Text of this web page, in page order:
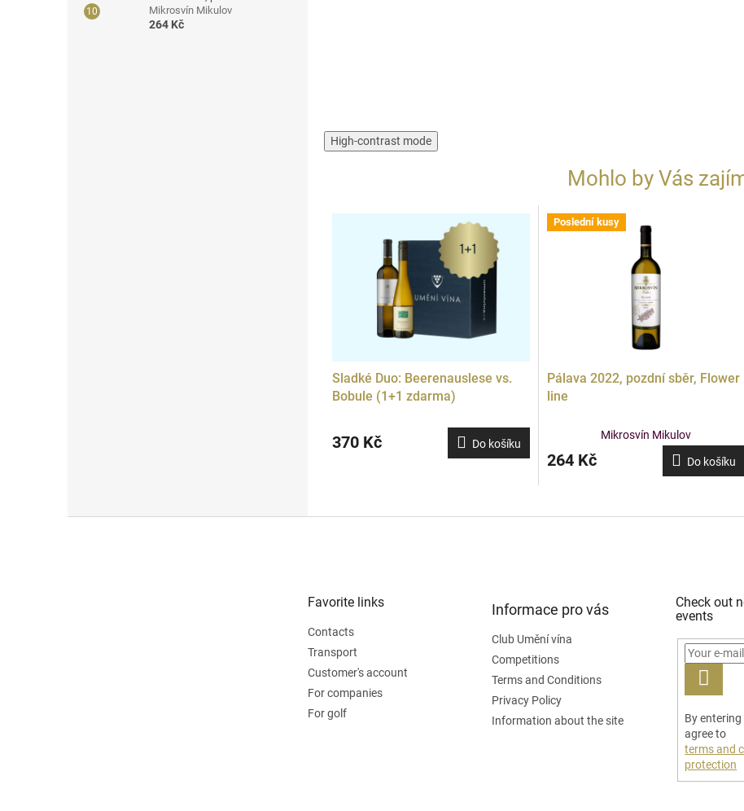
Mikrosvín Mikulov
264 Kč
High-contrast mode
Mohlo by Vás
Sladké Duo: Beerenauslese vs.
Bobule (1+1 zdarma)
370 Kč Do košíku
Poslední kusy
Pálava 2022, pozdní sběr, Flower
line
Mikrosvín Mikulov
264 Kč Do košíku
Favorite links
Contacts
Transport
Customer's account
For companies
For golf
Informace pro vás
Club Umění vína
Competitions
Terms and Conditions
Privacy Policy
Information about the site
Check out
events
LOG
IN
By
agree to
terms and
protection